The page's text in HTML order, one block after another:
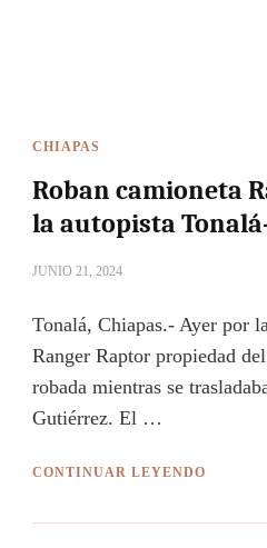
CHIAPAS
Roban camioneta
la autopista
JUNIO 21, 2024
Tonalá, Chiapas.- Ayer por
Ranger Raptor propiedad
robada mientras se
Gutiérrez. El …
CONTINUAR LEYENDO